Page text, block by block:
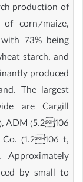
production of
corn/maize,
73% being
starch, and
produced
The largest
are Cargill
ADM (5.2106
(1.2106 t,
by small to